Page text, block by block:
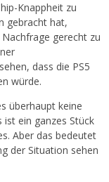
Knappheit zu
gebracht hat,
gerecht zu
dass die PS5
würde.
überhaupt keine
ist ein ganzes Stück
Aber das bedeutet
der Situation sehen